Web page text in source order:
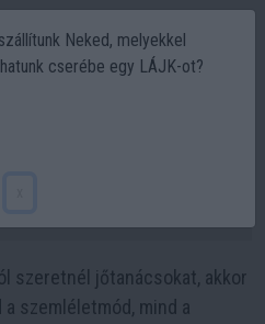
szeretnél jőtanácsokat, akkor
szemléletmód, mind a
Neked, melyekkel
cserébe egy LÁJK-ot?